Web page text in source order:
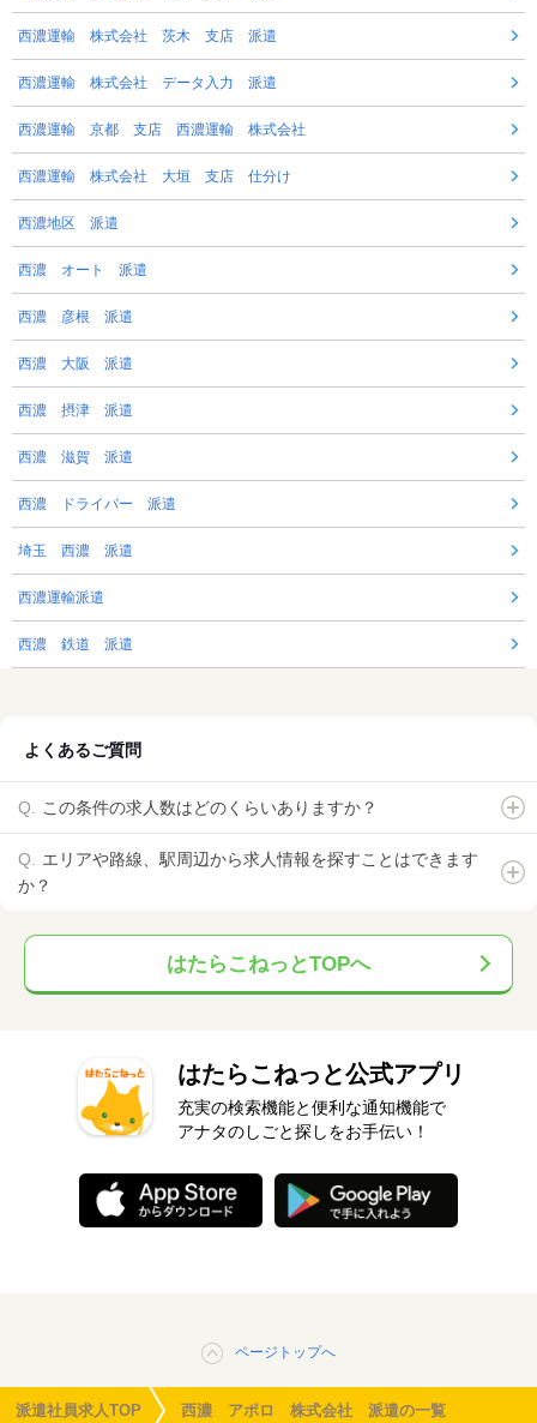
西濃運輸 株式会社 茨木 支店 派遣
西濃運輸 株式会社 データ入力 派遣
西濃運輸 京都 支店 西濃運輸 株式会社
西濃運輸 株式会社 大垣 支店 仕分け
西濃地区 派遣
西濃 オート 派遣
西濃 彦根 派遣
西濃 大阪 派遣
西濃 摂津 派遣
西濃 滋賀 派遣
西濃 ドライバー 派遣
埼玉 西濃 派遣
西濃運輸派遣
西濃 鉄道 派遣
よくあるご質問
この条件の求人数はどのくらいありますか？
エリアや路線、駅周辺から求人情報を探すことはできます
か？
はたらこねっとTOPへ
はたらこねっと公式アプリ
充実の検索機能と便利な通知機能で
アナタのしごと探しをお手伝い！
ページトップへ
派遣社員求人TOP 西濃 アポロ 株式会社 派遣の一覧